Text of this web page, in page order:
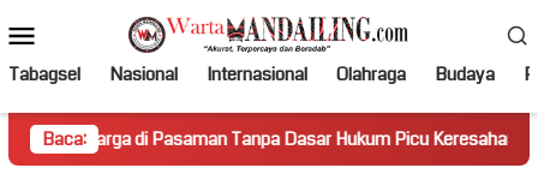
ke
kontenMobile
Tabagsel Nasional Internasional Olahraga Budaya
Baca:
Pasaman Tanpa Dasar Hukum Picu Keresahan Truk